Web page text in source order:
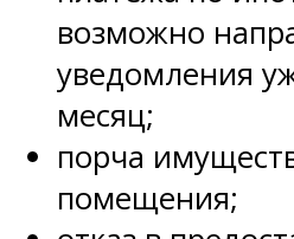
возможно
уведомления
месяц;
порча
помещения;